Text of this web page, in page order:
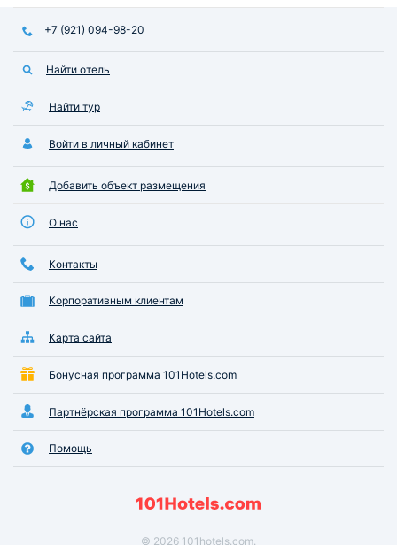
+7 (921) 094-98-20
Найти отель
Найти тур
Войти в личный кабинет
Добавить объект размещения
О нас
Контакты
Корпоративным клиентам
Карта сайта
Бонусная программа 101Hotels.com
Партнёрская программа 101Hotels.com
Помощь
© 2026 101hotels.com.